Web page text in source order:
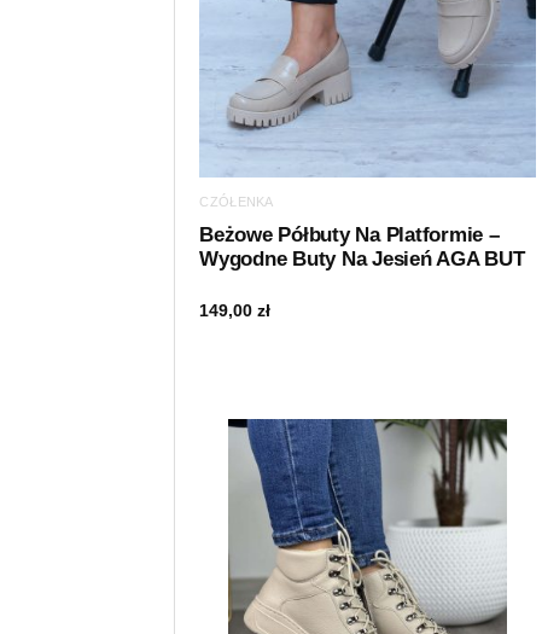
CZÓŁENKA
Beżowe Półbuty Na Platformie –
Wygodne Buty Na Jesień AGA BUT
149,00zł